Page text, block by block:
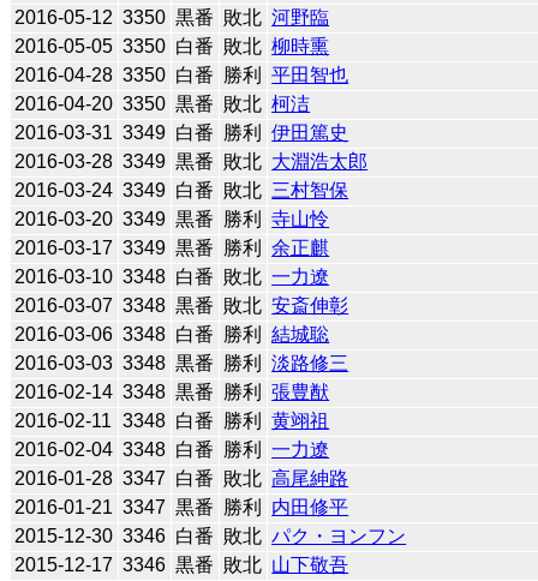
2016-05-12 3350 黒番 敗北 河野臨
2016-05-05 3350 白番 敗北 柳時熏
2016-04-28 3350 白番 勝利
平田智也
2016-04-20 3350 黒番 敗北 柯洁
2016-03-31 3349 白番 勝利
伊田篤史
2016-03-28 3349 黒番 敗北 大淵浩太郎
2016-03-24 3349 白番 敗北 三村智保
2016-03-20 3349 黒番 勝利
寺山怜
2016-03-17 3349 黒番 勝利
余正麒
2016-03-10 3348 白番 敗北 一力遼
2016-03-07 3348 黒番 敗北 安斎伸彰
2016-03-06 3348 白番 勝利
結城聡
2016-03-03 3348 黒番 勝利
淡路修三
2016-02-14 3348 黒番 勝利
張豊猷
2016-02-11 3348 白番 勝利
黄翊祖
2016-02-04 3348 白番 勝利
一力遼
2016-01-28 3347 白番 敗北 高尾紳路
2016-01-21 3347 黒番 勝利
内田修平
2015-12-30 3346 白番 敗北 パク・ヨンフン
2015-12-17 3346 黒番 敗北 山下敬吾